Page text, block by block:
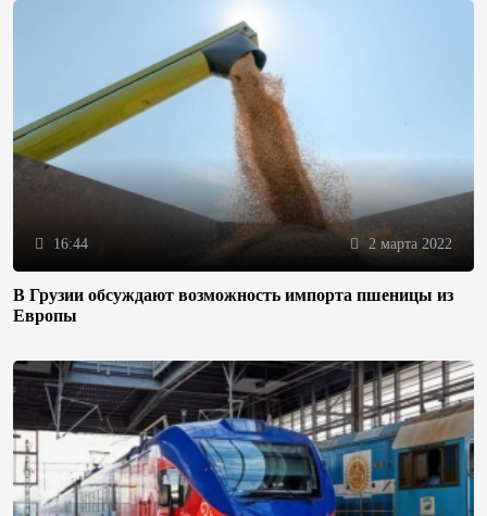
16:44 2 марта 2022
В Грузии обсуждают возможность импорта пшеницы из
Европы